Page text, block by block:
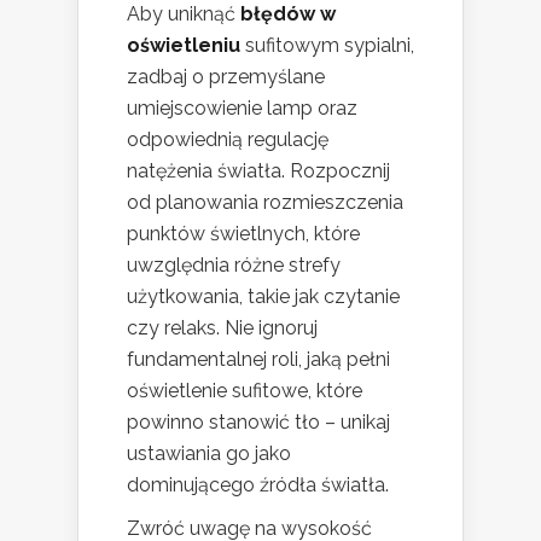
Aby uniknąć błędów w
oświetleniu sufitowym sypialni,
zadbaj o przemyślane
umiejscowienie lamp oraz
odpowiednią regulację
natężenia światła. Rozpocznij
od planowania rozmieszczenia
punktów świetlnych, które
uwzględnia różne strefy
użytkowania, takie jak czytanie
czy relaks. Nie ignoruj
fundamentalnej roli, jaką pełni
oświetlenie sufitowe, które
powinno stanowić tło – unikaj
ustawiania go jako
dominującego źródła światła.
Zwróć uwagę na wysokość